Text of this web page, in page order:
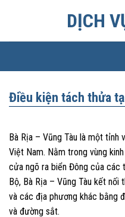
DỊCH
Điều kiện tách thửa
Bà Rịa – Vũng Tàu là một tỉnh
Việt Nam. Nằm trong vùng
cửa ngõ ra biển Đông của các
Bộ, Bà Rịa – Vũng Tàu kết nối
và các địa phương khác bằng
và đường sắt.